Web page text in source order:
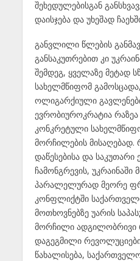
შეხედულებისგან
დაისჯება და უხეშად
განვლილი წლების
განსაკუთრებით კი
შემდეგ, ყველაზე მეტად
სახელმწიფომ
ოლიგარქიული
ევრობიუროკრატია
კონკრეტული
მორჩილების მისაღებად.
დაწესებისა და საკუთარი
ჩამონგრევის, უკრაინაში
პარალელურად მეორე
კონფლიქტში
მოთხოვნებზე უარის
მორჩილი ადგილობრივი
დაგეგმილი
წახალისება,